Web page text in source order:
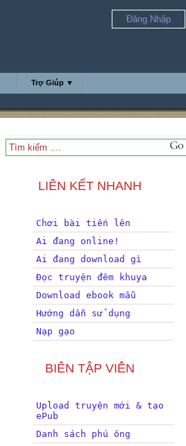
Đăng Nhập
Trợ Giúp ▼
LIÊN KẾT NHANH
Chơi bài tiến lên
Ai đang online!
Ai đang download gì
Đọc truyện đêm khuya
Download ebook mẫu
Hướng dẫn sử dụng
Nạp gạo
BIÊN TẬP VIÊN
Upload truyện mới & tạo
ePub
Danh sách phú ông